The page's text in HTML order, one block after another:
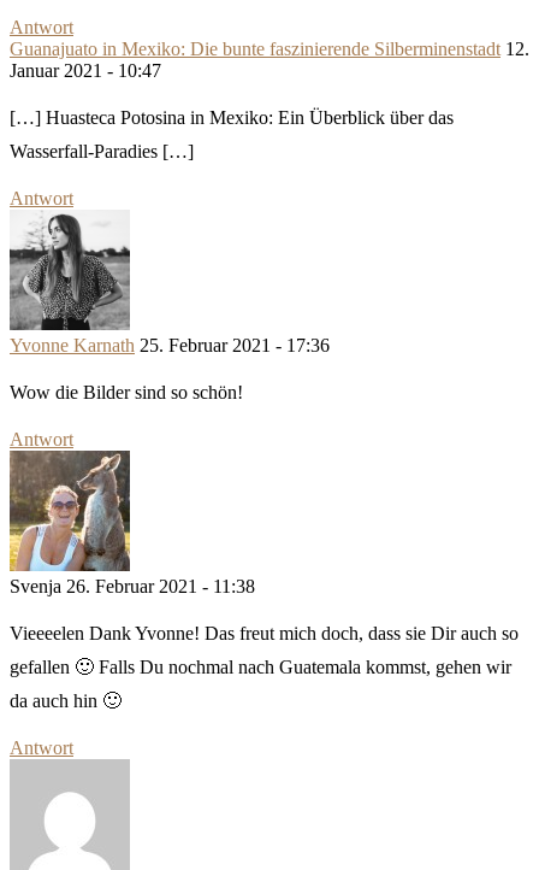
Antwort
Guanajuato in Mexiko: Die bunte faszinierende Silberminenstadt 12.
Januar 2021 - 10:47
[…] Huasteca Potosina in Mexiko: Ein Überblick über das
Wasserfall-Paradies […]
Antwort
Yvonne Karnath 25. Februar 2021 - 17:36
Wow die Bilder sind so schön!
Antwort
Svenja 26. Februar 2021 - 11:38
Vieeeelen Dank Yvonne! Das freut mich doch, dass sie Dir auch so
gefallen 🙂 Falls Du nochmal nach Guatemala kommst, gehen wir
da auch hin 🙂
Antwort